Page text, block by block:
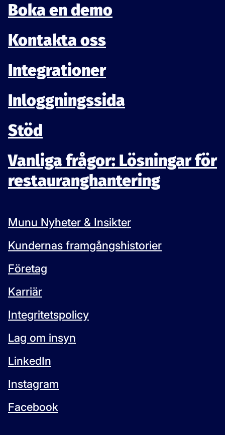
Boka en demo
Kontakta oss
Integrationer
Inloggningssida
Stöd
Vanliga frågor: Lösningar för
restauranghantering
Munu Nyheter & Insikter
Kundernas framgångshistorier
Företag
Karriär
Integritetspolicy
Lag om insyn
LinkedIn
Instagram
Facebook